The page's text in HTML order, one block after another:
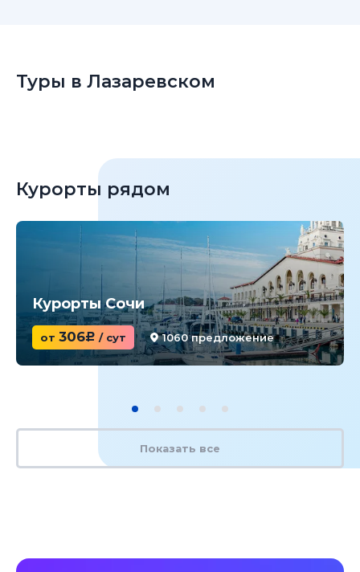
Туры в Лазаревском
Курорты рядом
Курорты Сочи
от 306c / сут 1060 предложение
Показать все